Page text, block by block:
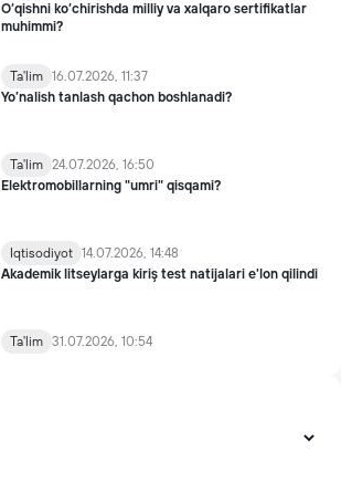
O‘qishni ko‘chirishda milliy va xalqaro sertifikatlar
muhimmi?
Ta'lim 16.07.2026, 11:37
Yo’nalish tanlash qachon boshlanadi?
Ta'lim 24.07.2026, 16:50
Elektromobillarning "umri" qisqami?
Iqtisodiyot 14.07.2026, 14:48
Akademik litseylarga kiriş test natijalari e'lon qilindi
Ta'lim 31.07.2026, 10:54